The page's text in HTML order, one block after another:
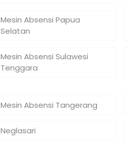
Mesin Absensi Papua
Selatan
Mesin Absensi Sulawesi
Tenggara
Mesin Absensi Tangerang
Neglasari